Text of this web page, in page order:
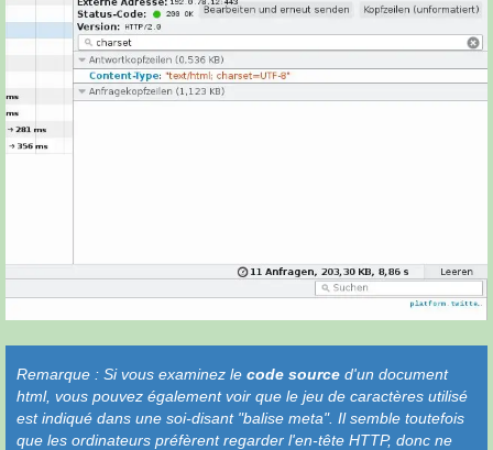
Remarque : Si vous examinez le code source d'un document
html, vous pouvez également voir que le jeu de caractères utilisé
est indiqué dans une soi-disant "balise meta". Il semble toutefois
que les ordinateurs préfèrent regarder l'en-tête HTTP, donc ne